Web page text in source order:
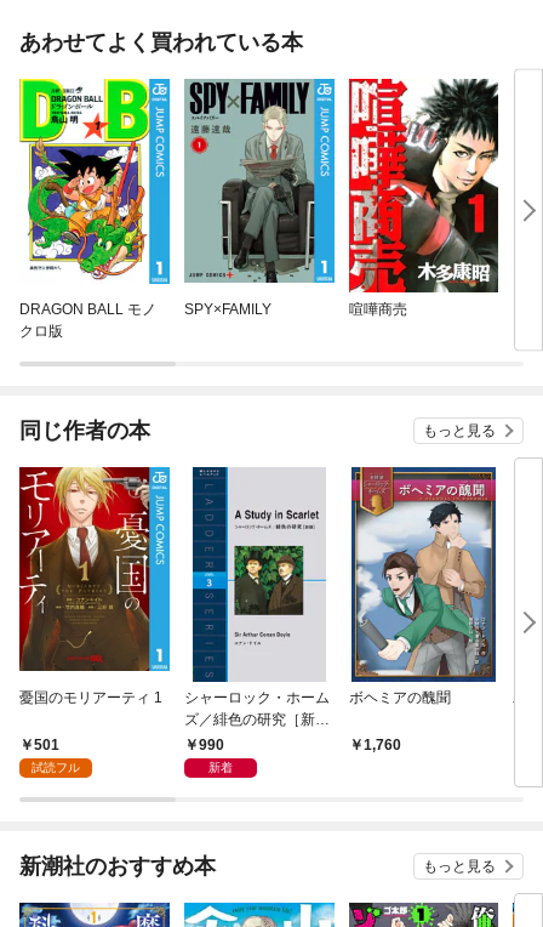
あわせてよく買われている本
DRAGON BALL モノ
クロ版
SPY×FAMILY 喧嘩商売
同じ作者の本 もっと見る
憂国のモリアーティ 1
501
試読フル
シャーロック・ホーム
ズ／緋色の研究［新
版］990
新着
ボヘミアの醜聞
1,760
二
新潮社のおすすめ本 もっと見る